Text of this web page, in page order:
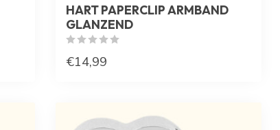
HART PAPERCLIP ARMBAND
GLANZEND
€14,99